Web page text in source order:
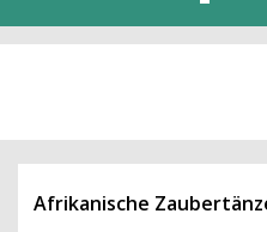
Afrikanische